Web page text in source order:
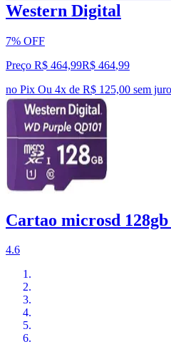
Western Digital
7% OFF
Preço R$ 464,99R$ 464,99
no Pix Ou 4x de R$ 125,00 sem
Cartao microsd
4.6